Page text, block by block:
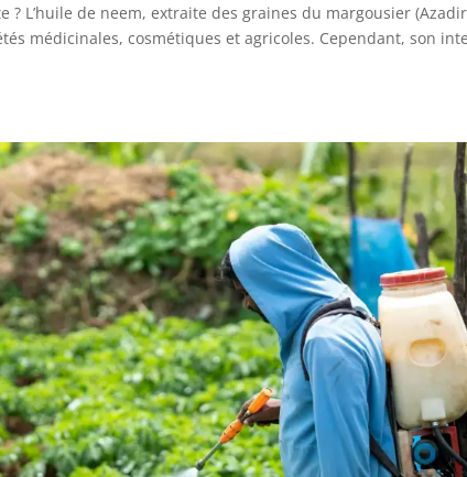
? L’huile de neem, extraite des graines du margousier
médicinales, cosmétiques et agricoles. Cependant, son